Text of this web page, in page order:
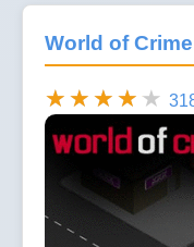
World of Crime